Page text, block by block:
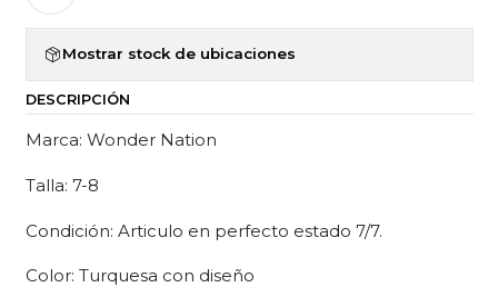
Mostrar stock de ubicaciones
DESCRIPCIÓN
Marca: Wonder Nation
Talla: 7-8
Condición: Articulo en perfecto estado 7/7.
Color: Turquesa con diseño